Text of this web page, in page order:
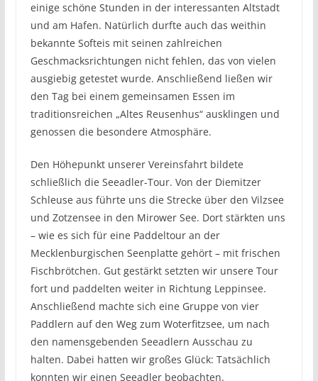
einige schöne Stunden in der interessanten Altstadt
und am Hafen. Natürlich durfte auch das weithin
bekannte Softeis mit seinen zahlreichen
Geschmacksrichtungen nicht fehlen, das von vielen
ausgiebig getestet wurde. Anschließend ließen wir
den Tag bei einem gemeinsamen Essen im
traditionsreichen „Altes Reusenhus“ ausklingen und
genossen die besondere Atmosphäre.
Den Höhepunkt unserer Vereinsfahrt bildete
schließlich die Seeadler-Tour. Von der Diemitzer
Schleuse aus führte uns die Strecke über den Vilzsee
und Zotzensee in den Mirower See. Dort stärkten uns
– wie es sich für eine Paddeltour an der
Mecklenburgischen Seenplatte gehört – mit frischen
Fischbrötchen. Gut gestärkt setzten wir unsere Tour
fort und paddelten weiter in Richtung Leppinsee.
Anschließend machte sich eine Gruppe von vier
Paddlern auf den Weg zum Woterfitzsee, um nach
den namensgebenden Seeadlern Ausschau zu
halten. Dabei hatten wir großes Glück: Tatsächlich
konnten wir einen Seeadler beobachten.